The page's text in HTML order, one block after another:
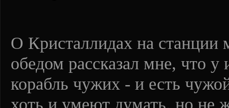
О Кристаллидах на станции
обедом рассказал мне, что у
корабль чужих - и есть
хоть и умеют думать, но не